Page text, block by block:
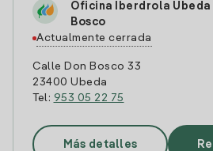
Oficina Iberdrola Ubeda
Bosco
Actualmente cerrada
Calle Don Bosco 33
23400 Ubeda
Tel: 953 05 22 75
Más detalles